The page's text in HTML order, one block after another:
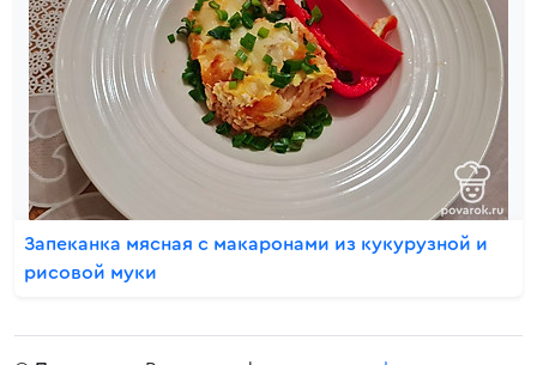
Запеканка мясная с макаронами из кукурузной и
рисовой муки